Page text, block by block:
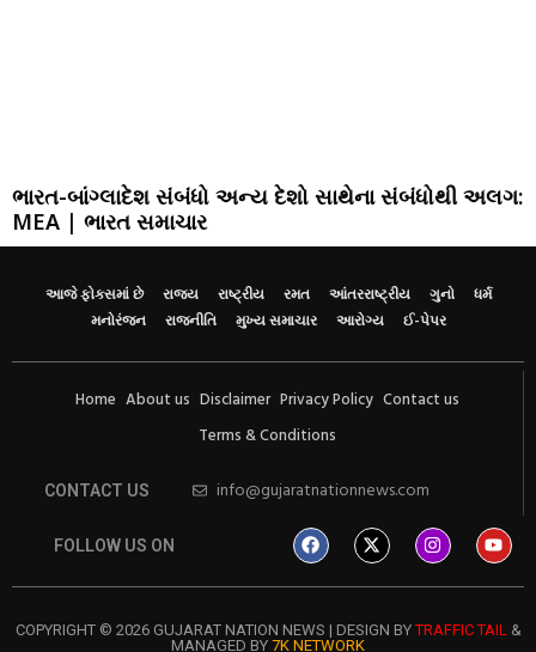
ભારત-બાંગ્લાદેશ સંબંધો અન્ય દેશો સાથેના સંબંધોથી અલગ:
MEA | ભારત સમાચાર
આજે ફોકસમાં છે રાજ્ય રાષ્ટ્રીય રમત આંતરરાષ્ટ્રીય ગુનો
ધર્મ
મનોરંજન
રાજનીતિ મુખ્ય સમાચાર આરોગ્ય ઈ-પેપર
Home About us Disclaimer Privacy Policy Contact us
Terms & Conditions
CONTACT US info@gujaratnationnews.com
FOLLOW US ON
COPYRIGHT © 2026 GUJARAT NATION NEWS | DESIGN BYTRAFFIC TAIL &
MANAGED BY 7K NETWORK